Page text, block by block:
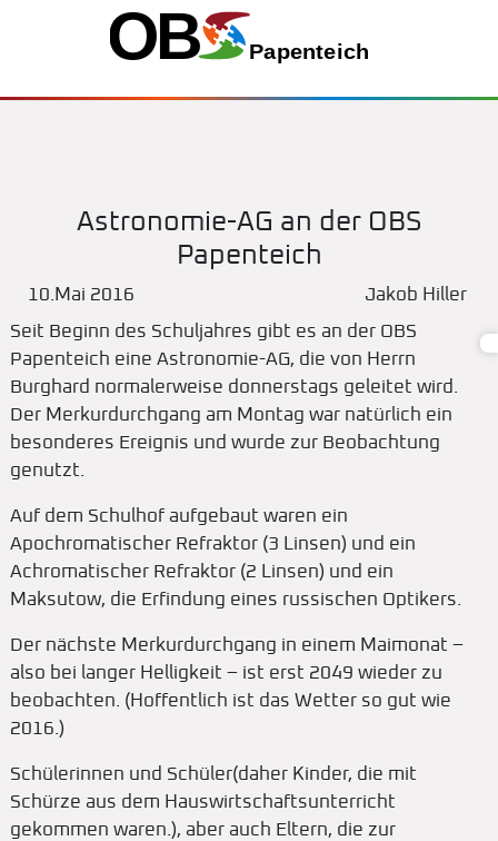
Astronomie-AG an der OBS
Papenteich
10.Mai 2016
Jakob Hiller
Seit Beginn des Schuljahres gibt es an der OBS
Papenteich eine Astronomie-AG, die von Herrn
Burghard normalerweise donnerstags geleitet wird.
Der Merkurdurchgang am Montag war natürlich ein
besonderes Ereignis und wurde zur Beobachtung
genutzt.
Auf dem Schulhof aufgebaut waren ein
Apochromatischer Refraktor (3 Linsen) und ein
Achromatischer Refraktor (2 Linsen) und ein
Maksutow, die Erfindung eines russischen Optikers.
Der nächste Merkurdurchgang in einem Maimonat –
also bei langer Helligkeit – ist erst 2049 wieder zu
beobachten. (Hoffentlich ist das Wetter so gut wie
2016.)
Schülerinnen und Schüler(daher Kinder, die mit
Schürze aus dem Hauswirtschaftsunterricht
gekommen waren.), aber auch Eltern, die zur